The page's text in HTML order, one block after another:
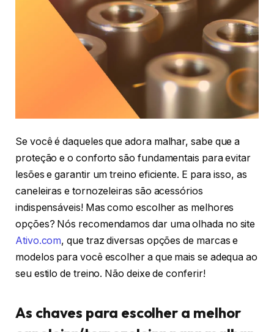
Se você é daqueles que adora malhar, sabe que a
proteção e o conforto são fundamentais para evitar
lesões e garantir um treino eficiente. E para isso, as
caneleiras e tornozeleiras são acessórios
indispensáveis! Mas como escolher as melhores
opções? Nós recomendamos dar uma olhada no site
Ativo.com, que traz diversas opções de marcas e
modelos para você escolher a que mais se adequa ao
seu estilo de treino. Não deixe de conferir!
As chaves para escolher a melhor